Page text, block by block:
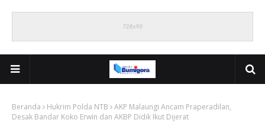
Beranda Hukrim Polda NTB
AKP Malaungi Ancam Praperadilan,
Desak Bandar Koko Erwin dan AKBP Didik Ikut Dijerat